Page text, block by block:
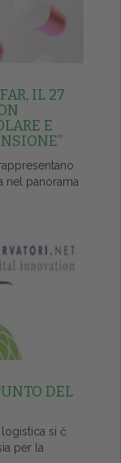
IL 27
E
nel panorama
DEL
si č
per la